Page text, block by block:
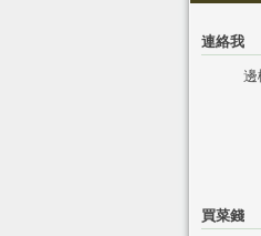
連絡我
邊
買菜錢